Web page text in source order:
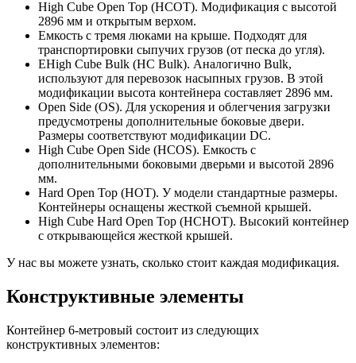
High Cube Open Top (HCOT). Модификация с высотой
2896 мм и открытым верхом.
Емкость с тремя люками на крыше. Подходят для
транспортировки сыпучих грузов (от песка до угля).
ЕHigh Cube Bulk (HC Bulk). Аналогично Bulk,
используют для перевозок насыпных грузов. В этой
модификации высота контейнера составляет 2896 мм.
Open Side (OS). Для ускорения и облегчения загрузки
предусмотрены дополнительные боковые двери.
Размеры соответствуют модификации DC.
High Cube Open Side (HCOS). Емкость с
дополнительными боковыми дверьми и высотой 2896
мм.
Hard Open Top (HOT). У модели стандартные размеры.
Контейнеры оснащены жесткой съемной крышей.
High Cube Hard Open Top (HCHOT). Высокий контейнер
с открывающейся жесткой крышей.
У нас вы можете узнать, сколько стоит каждая модификация.
Конструктивные элементы
Контейнер 6-метровый состоит из следующих
конструктивных элементов: